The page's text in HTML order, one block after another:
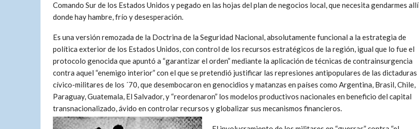
Comando Sur de los Estados Unidos y pegado en las hojas del plan de negocios local, que necesita gendarmes allí
donde hay hambre, frío y desesperación.
Es una versión remozada de la Doctrina de la Seguridad Nacional, absolutamente funcional a la estrategia de
política exterior de los Estados Unidos, con control de los recursos estratégicos de la región, igual que lo fue el
protocolo genocida que apuntó a “garantizar el orden” mediante la aplicación de técnicas de contrainsurgencia
contra aquel “enemigo interior” con el que se pretendió justificar las represiones antipopulares de las dictaduras
cívico-militares de los ´70, que desembocaron en genocidios y matanzas en países como Argentina, Brasil, Chile,
Paraguay, Guatemala, El Salvador, y “reordenaron” los modelos productivos nacionales en beneficio del capital
transnacionalizado, ávido en controlar recursos y globalizar sus mecanismos financieros.